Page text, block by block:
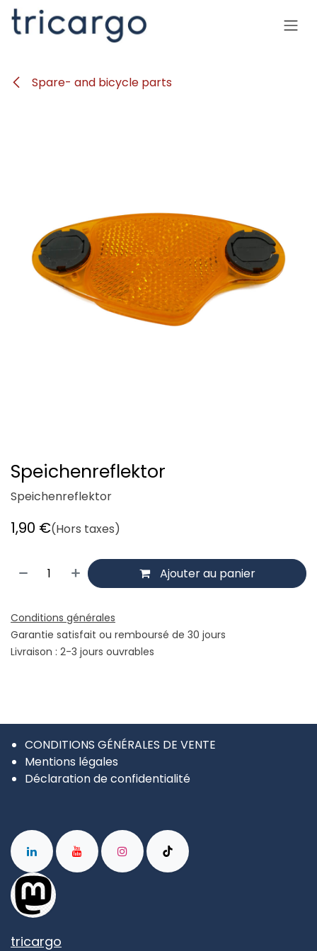
Se rendre au contenu
Spare- and bicycle parts
Speichenreflektor
Speichenreflektor
1,90 €(Hors taxes)
Ajouter au panier
Conditions générales
Garantie satisfait ou remboursé de 30 jours
Livraison : 2-3 jours ouvrables
CONDITIONS GÉNÉRALES DE VENTE
Mentions légales
Déclaration de confidentialité
tricargo